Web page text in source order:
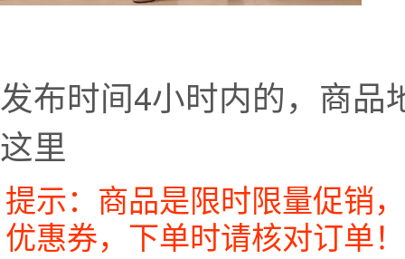
发布时间4小时内的，商品
这里
提示：商品是限时限量促销
优惠券，下单时请核对订单！